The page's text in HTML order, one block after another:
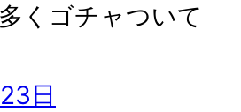
くゴチャついて
日